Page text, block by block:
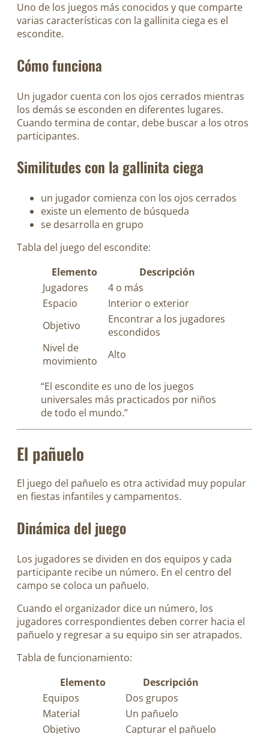
Uno de los juegos más conocidos y que comparte
varias características con la gallinita ciega es el
escondite.
Cómo funciona
Un jugador cuenta con los ojos cerrados mientras
los demás se esconden en diferentes lugares.
Cuando termina de contar, debe buscar a los otros
participantes.
Similitudes con la gallinita ciega
un jugador comienza con los ojos cerrados
existe un elemento de búsqueda
se desarrolla en grupo
Tabla del juego del escondite:
Elemento
Descripción
Jugadores
4 o más
Espacio
Interior o exterior
Objetivo
Encontrar a los jugadores
escondidos
Nivel de
movimiento
Alto
“El escondite es uno de los juegos
universales más practicados por niños
de todo el mundo.”
El pañuelo
El juego del pañuelo es otra actividad muy popular
en fiestas infantiles y campamentos.
Dinámica del juego
Los jugadores se dividen en dos equipos y cada
participante recibe un número. En el centro del
campo se coloca un pañuelo.
Cuando el organizador dice un número, los
jugadores correspondientes deben correr hacia el
pañuelo y regresar a su equipo sin ser atrapados.
Tabla de funcionamiento:
Elemento
Descripción
Equipos
Dos grupos
Material
Un pañuelo
Objetivo
Capturar el pañuelo